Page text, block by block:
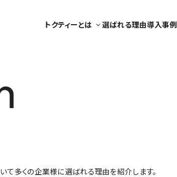
トクティーとは 選ばれる理由導入事例
て多くの企業様に選ばれる理由を紹介します。